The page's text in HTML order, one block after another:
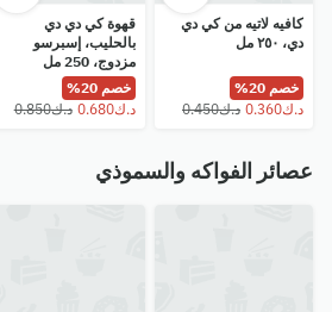
كافيه لاتيه من كي دي
دي، ٢٥٠ مل
خصم 20%
قهوة كي دي دي
بالحليب، إسبرسو
مزدوج، 250 مل
خصم 20%
⁦د.ك0.680⁩
⁦د.ك0.850⁩
عصائر الفواكه والسموذي